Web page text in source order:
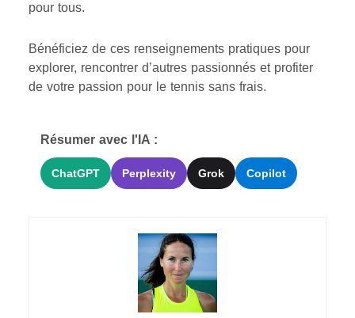
pour tous.
Bénéficiez de ces renseignements pratiques pour
explorer, rencontrer d’autres passionnés et profiter
de votre passion pour le tennis sans frais.
Résumer avec l'IA :
ChatGPT Perplexity Grok Copilot